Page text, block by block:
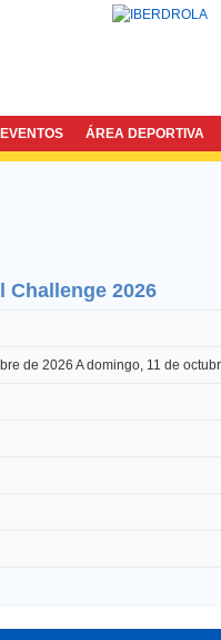
ÁREA DEPORTIVA
Challenge 2026
de 2026 Adomingo, 11 de